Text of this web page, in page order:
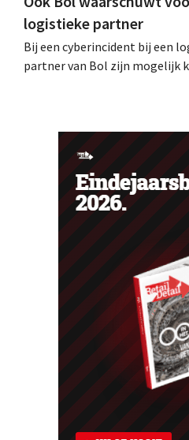
logistieke partner
Bij een cyberincident bij een
partner van Bol zijn mogelijk